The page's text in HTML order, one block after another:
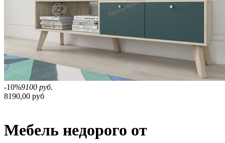
-10%9100 руб.
8190,00 руб
Мебель недорого от